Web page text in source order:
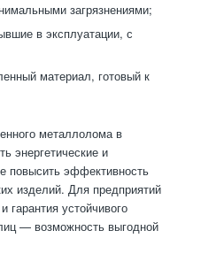
загрязнениями;
в эксплуатации, с
материал, готовый к
металлолома в
энергетические и
повысить эффективность
изделий. Для предприятий
гарантия устойчивого
— возможность выгодной